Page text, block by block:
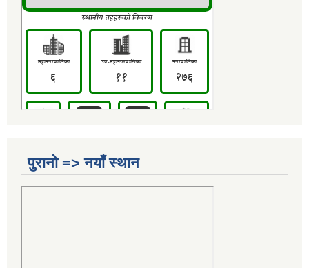
पुरानो => नयाँ स्थान